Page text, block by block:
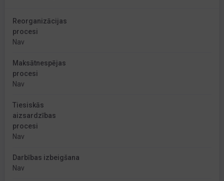
Reorganizācijas
procesi
Nav
Maksātnespējas
procesi
Nav
Tiesiskās
aizsardzības
procesi
Nav
Darbības izbeigšana
Nav